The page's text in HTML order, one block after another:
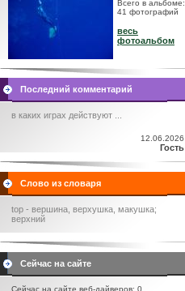
Всего в альбоме:
41 фотографий
весь
фотоальбом
Последний комментарий
в каких играх действуют ...
12.06.2026
Гость
Слово из словаря
top - вершина, верхушка, макушка;
верхний
Сейчас на сайте
Сейчас на сайте веб-дайверов: 0